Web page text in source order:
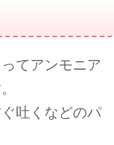
てアンモニア
吐くなどのパ